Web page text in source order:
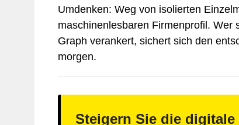
Umdenken: Weg von isolierten
maschinenlesbaren Firmenprofil.
Graph verankert, sichert sich den
morgen.
Steigern Sie die digitale